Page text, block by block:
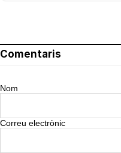
Comentaris
Nom
Correu electrònic